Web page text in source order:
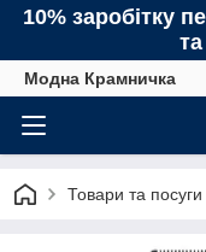
10% заробітку
Модна Крамничка
Товари та посуги